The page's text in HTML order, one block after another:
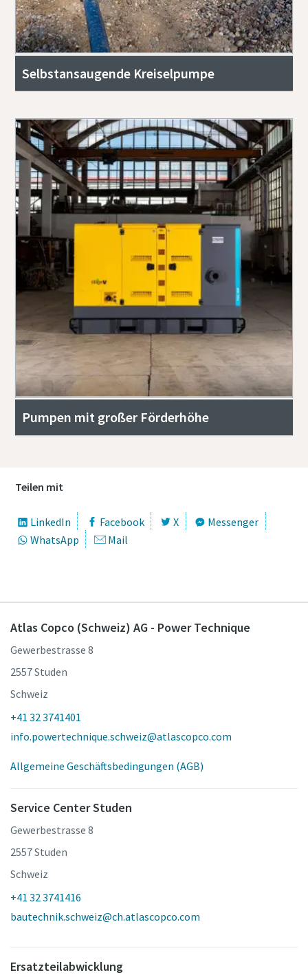
Selbstansaugende Kreiselpumpe
Pumpen mit großer Förderhöhe
Teilen mit
LinkedIn Facebook X
Messenger
WhatsApp
Mail
Atlas Copco (Schweiz) AG - Power Technique
Gewerbestrasse 8
2557 Studen
Schweiz
+41 32 3741401
info.powertechnique.schweiz@atlascopco.com
Allgemeine Geschäftsbedingungen (AGB)
Service Center Studen
Gewerbestrasse 8
2557 Studen
Schweiz
+41 32 3741416
bautechnik.schweiz@ch.atlascopco.com
Ersatzteilabwicklung